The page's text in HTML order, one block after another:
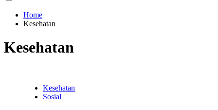
Home
Kesehatan
Kesehatan
Kesehatan
Sosial